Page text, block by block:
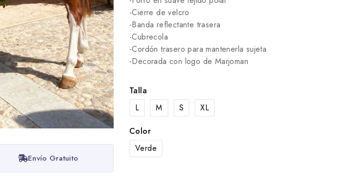
Envío Gratuito
-Cierre de velcro
-Banda reflectante trasera
-Cubrecola
-Cordón trasero para mantenerla sujeta
-Decorada con logo de Marjoman
Talla
L
M S XL
Color
Verde